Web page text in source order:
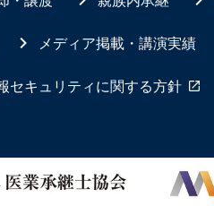
メディア掲載・講演実績
セキュリティに関する方針